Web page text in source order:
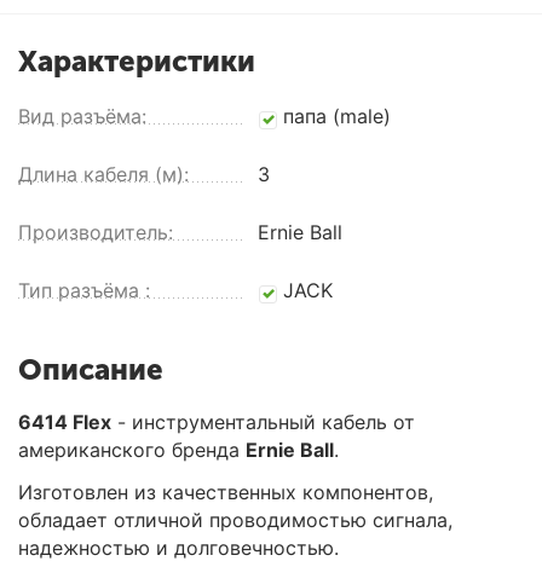
Характеристики
Вид разъёма: папа (male)
Длина кабеля (м): 3
Производитель: Ernie Ball
Тип разъёма : JACK
Описание
6414 Flex - инструментальный кабель от
американского бренда Ernie Ball.
Изготовлен из качественных компонентов,
обладает отличной проводимостью сигнала,
надежностью и долговечностью.